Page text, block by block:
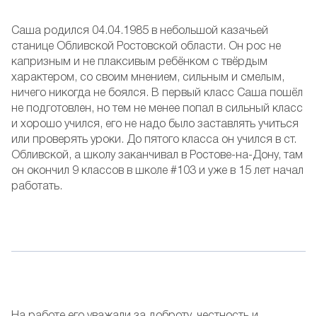
Саша родился 04.04.1985 в небольшой казачьей
станице Обливской Ростовской области. Он рос не
капризным и не плаксивым ребёнком с твёрдым
характером, со своим мнением, сильным и смелым,
ничего никогда не боялся. В первый класс Саша пошёл
не подготовлен, но тем не менее попал в сильный класс
и хорошо учился, его не надо было заставлять учиться
или проверять уроки. До пятого класса он учился в ст.
Обливской, а школу заканчивал в Ростове-на-Дону, там
он окончил 9 классов в школе #103 и уже в 15 лет начал
работать.